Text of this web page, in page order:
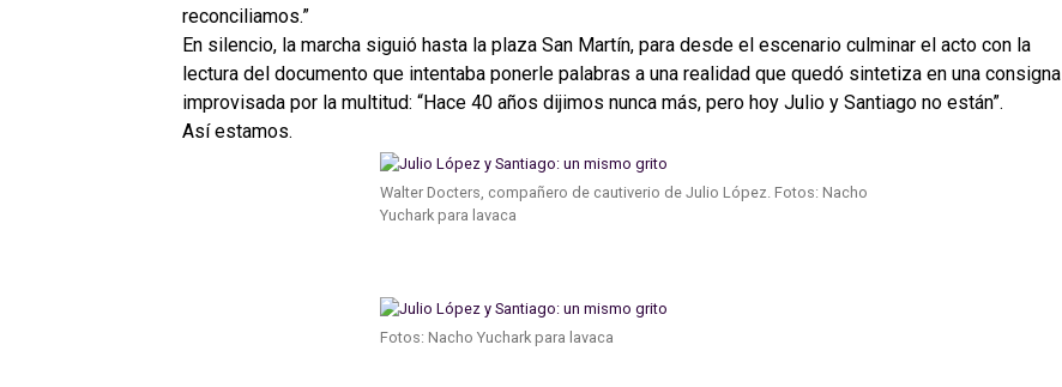
reconciliamos.”
En silencio, la marcha siguió hasta la plaza San Martín, para desde el escenario culminar el acto con la
lectura del documento que intentaba ponerle palabras a una realidad que quedó sintetiza en una consigna
improvisada por la multitud: “Hace 40 años dijimos nunca más, pero hoy Julio y Santiago no están”.
Así estamos.
Walter Docters, compañero de cautiverio de Julio López. Fotos: Nacho
Yuchark para lavaca
Fotos: Nacho Yuchark para lavaca